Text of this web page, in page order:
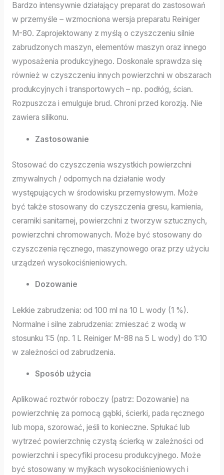
Bardzo intensywnie działający preparat do zastosowań
w przemyśle – wzmocniona wersja preparatu Reiniger
M-80. Zaprojektowany z myślą o czyszczeniu silnie
zabrudzonych maszyn, elementów maszyn oraz innego
wyposażenia produkcyjnego. Doskonale sprawdza się
również w czyszczeniu innych powierzchni w obszarach
produkcyjnych i transportowych – np. podłóg, ścian.
Rozpuszcza i emulguje brud. Chroni przed korozją. Nie
zawiera silikonu.
Zastosowanie
Stosować do czyszczenia wszystkich powierzchni
zmywalnych / odpornych na działanie wody
występujących w środowisku przemysłowym. Może
być także stosowany do czyszczenia gresu, kamienia,
ceramiki sanitarnej, powierzchni z tworzyw sztucznych,
powierzchni chromowanych. Może być stosowany do
czyszczenia ręcznego, maszynowego oraz przy użyciu
urządzeń wysokociśnieniowych.
Dozowanie
Lekkie zabrudzenia: od 100 ml na 10 L wody (1 %).
Normalne i silne zabrudzenia: zmieszać z wodą w
stosunku 1:5 (np. 1 L Reiniger M-88 na 5 L wody) do 1:10
w zależności od zabrudzenia.
Sposób użycia
Aplikować roztwór roboczy (patrz: Dozowanie) na
powierzchnię za pomocą gąbki, ścierki, pada ręcznego
lub mopa, szorować, jeśli to konieczne. Spłukać lub
wytrzeć powierzchnię czystą ścierką w zależności od
powierzchni i specyfiki procesu produkcyjnego. Może
być stosowany w myjkach wysokociśnieniowych i